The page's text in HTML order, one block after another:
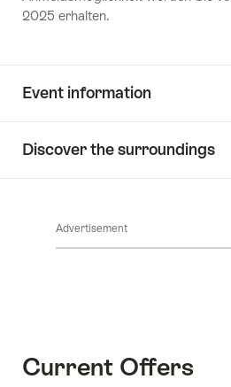
2025 erhalten.
Event information
Discover the surroundings
Advertisement
Current Offers